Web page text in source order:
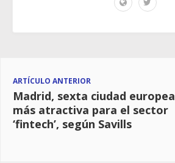
ARTÍCULO ANTERIOR
Madrid, sexta ciudad europea
más atractiva para el sector
‘fintech’, según Savills